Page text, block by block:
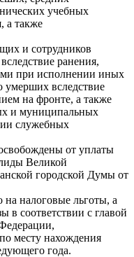
учебных
а также
и сотрудников
ранения,
при исполнении иных
умерших вследствие
на фронте, а также
и муниципальных
служебных
от уплаты
Великой
городской Думы от
налоговые льготы, а
в соответствии с главой
месту нахождения
года.